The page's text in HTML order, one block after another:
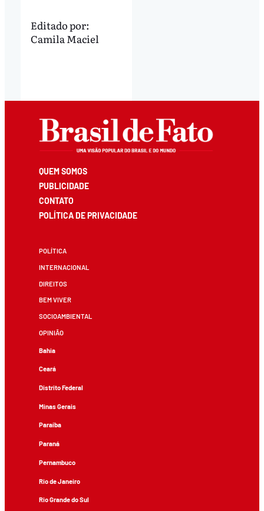
Editado por:
Camila Maciel
QUEM SOMOS
PUBLICIDADE
CONTATO
POLÍTICA DE PRIVACIDADE
POLÍTICA
INTERNACIONAL
DIREITOS
BEM VIVER
SOCIOAMBIENTAL
OPINIÃO
Bahia
Ceará
Distrito Federal
Minas Gerais
Paraíba
Paraná
Pernambuco
Rio de Janeiro
Rio Grande do Sul